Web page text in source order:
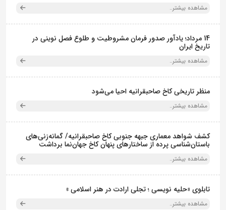
مشاهده بیشتر..
14 مرداد؛ یادآور صدور فرمان مشروطیت و طلوع فصل نوینی در
تاریخ ایران
مشاهده بیشتر..
منظر تاریخی کاخ صاحبقرانیه احیا می‌شود
مشاهده بیشتر..
کشف شواهد معماری جبهه جنوبی کاخ صاحبقرانیه/ گمانه‌زنی‌های
باستان‌شناسی پرده از ساختارهای پنهان کاخ جهان‌نما برداشت
مشاهده بیشتر..
تابلوی «حلیه نویسی ؛ تجلی ارادت در هنر اسلامی »
مشاهده بیشتر..